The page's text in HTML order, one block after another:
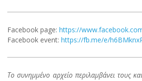
Facebook page: https://
Facebook event: https://fb.me/e/
Το συνημμένο αρχείο περιλαμβάνει τους